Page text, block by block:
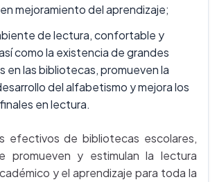
mejoramiento del aprendizaje;
de lectura, confortable y
como la existencia de grandes
en las bibliotecas, promueven la
del alfabetismo y mejora los
en lectura.
efectivos de bibliotecas escolares,
promueven y estimulan la lectura
y el aprendizaje para toda la